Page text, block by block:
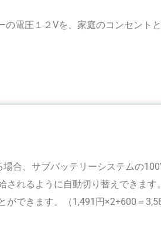
電圧１２Vを、家庭のコンセント
合、サブバッテリーシステムの
されるように自動切り替えできます
できます。（1,491円×2+600＝